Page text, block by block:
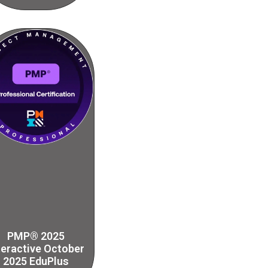
PMP® 2025
October
2025 EduPlus